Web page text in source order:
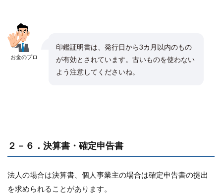
お金のプロ
印鑑証明書は、発行日から3カ月以内のもの
が有効とされています。古いものを使わない
よう注意してくださいね。
２－６．決算書・確定申告書
法人の場合は決算書、個人事業主の場合は確定申告書の提出
を求められることがあります。